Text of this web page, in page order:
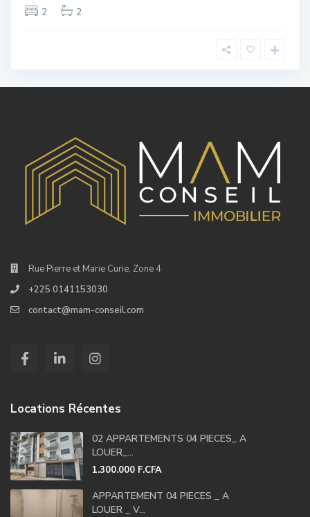
2 2
Rue Pierre et Marie Curie, Zone 4
+225 0141153030
contact@mam-conseil.com
Locations Récentes
02 APPARTEMENTS 04 PIECES_ A
LOUER_...
1.300.000 F.CFA
APPARTEMENT 04 PIECES _ A
LOUER _ V...